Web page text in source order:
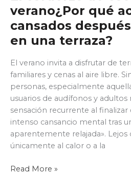
verano¿Por qué
cansados
en una terraza?
El verano invita a disfrutar de
familiares y cenas al aire libre.
personas, especialmente
usuarios de audífonos y
sensación recurrente al
intenso cansancio mental tras
aparentemente relajada». Lejos
únicamente al calor o a la
El
Read More »